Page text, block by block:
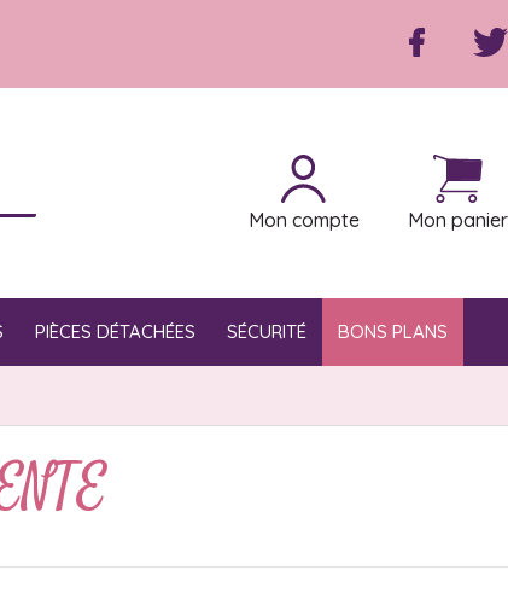
Mon compte Mon panier
PIÈCES DÉTACHÉES SÉCURITÉ BONS PLANS